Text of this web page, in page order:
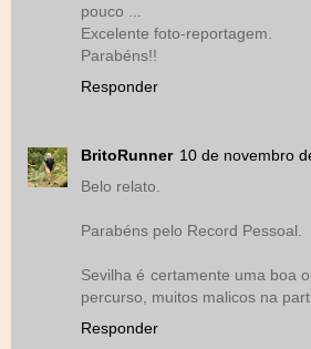
pouco ...
Excelente foto-reportagem.
Parabéns!!
Responder
BritoRunner 10 de novembro
Belo relato.
Parabéns pelo Record Pessoal.
Sevilha é certamente uma boa
percurso, muitos malicos na
Responder